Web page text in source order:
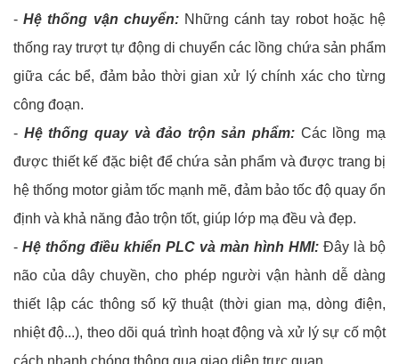
-Hệ thống vận chuyển:Những cánh tay robot hoặc hệ
thống ray trượt tự động di chuyển các lồng chứa sản phẩm
giữa các bể, đảm bảo thời gian xử lý chính xác cho từng
công đoạn.
- Hệ thống quay và đảo trộn sản phẩm: Các lồng mạ
được thiết kế đặc biệt để chứa sản phẩm và được trang bị
hệ thống motor giảm tốc mạnh mẽ, đảm bảo tốc độ quay ổn
định và khả năng đảo trộn tốt, giúp lớp mạ đều và đẹp.
- Hệ thống điều khiển PLC và màn hình HMI: Đây là bộ
não của dây chuyền, cho phép người vận hành dễ dàng
thiết lập các thông số kỹ thuật (thời gian mạ, dòng điện,
nhiệt độ...), theo dõi quá trình hoạt động và xử lý sự cố một